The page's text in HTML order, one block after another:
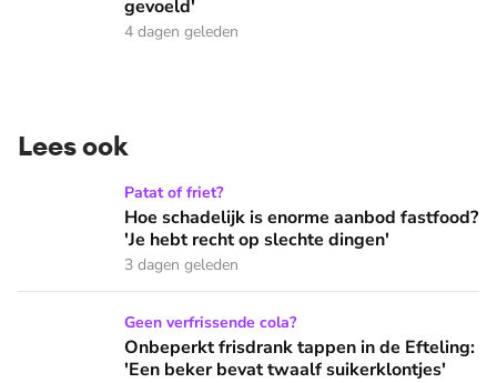
gevoeld'
4 dagen geleden
Lees ook
Hoe schadelijk is enorme aanbod fastfood? 'Je hebt recht
Patat of friet?
Hoe schadelijk is enorme aanbod fastfood?
'Je hebt recht op slechte dingen'
3 dagen geleden
Onbeperkt frisdrank tappen in de Efteling: 'Een beker
Geen verfrissende cola?
Onbeperkt frisdrank tappen in de Efteling:
'Een beker bevat twaalf suikerklontjes'